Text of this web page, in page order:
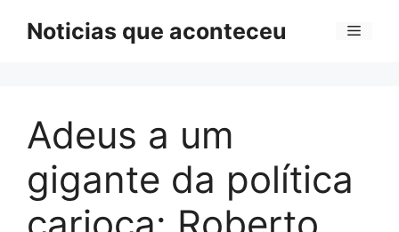
Noticias que aconteceu Menu
Adeus a um
gigante da política